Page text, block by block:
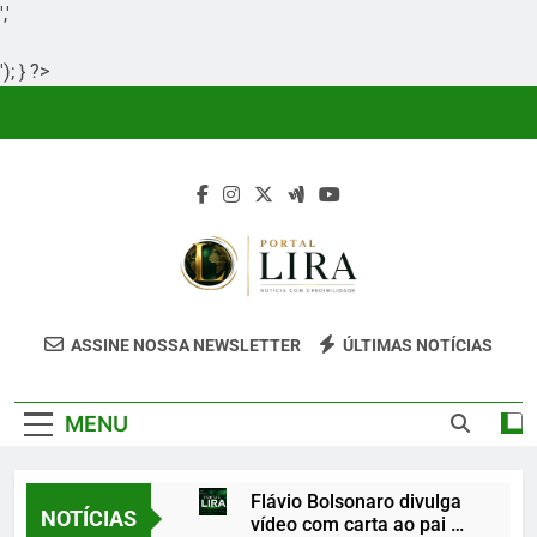
','
'); } ?>
Portal Lira
Portal Lira É Um Site Informativo
Clareza, Responsabilidade E Uma Boa
ASSINE NOSSA NEWSLETTER ÚLTIMAS NOTÍCIAS
MENU
NOTÍCIAS
Flávio Bolsonaro divulga
vídeo com carta ao pai e